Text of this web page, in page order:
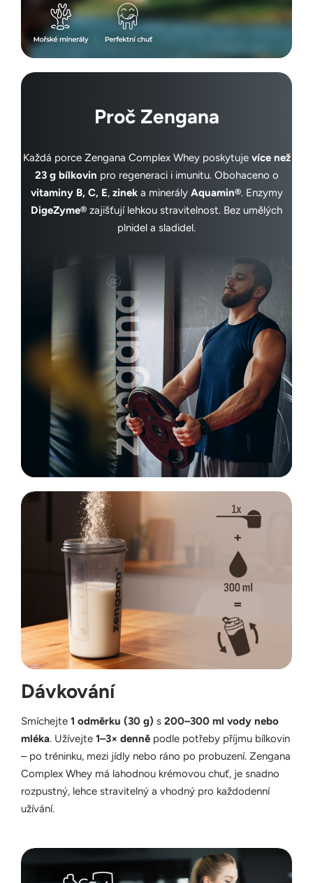
Proč Zengana
Každá porce Zengana Complex Whey poskytuje více než
23 g bílkovin pro regeneraci i imunitu. Obohaceno o
vitaminy B, C, E, zineka minerály Aquamin®. Enzymy
DigeZyme® zajišťují lehkou stravitelnost. Bez umělých
plnidel a sladidel.
Dávkování
Smíchejte 1 odměrku (30 g) s 200–300 ml vody nebo
mléka. Užívejte 1–3× denně podle potřeby příjmu bílkovin
– po tréninku, mezi jídly nebo ráno po probuzení. Zengana
Complex Whey má lahodnou krémovou chuť, je snadno
rozpustný, lehce stravitelný a vhodný pro každodenní
užívání.